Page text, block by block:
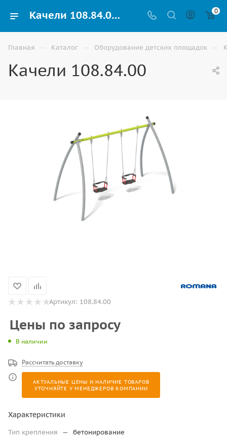
Качели 108.84.00 купить для детей уличные по доступной цене в Волгограде 0
Главная — Каталог — Оборудование детских площадок —
Качели 108.84.00
Артикул: 108.84.00
Цены по запросу
В наличии
Рассчитать доставку
АКТУАЛЬНЫЕ ЦЕНЫ И НАЛИЧИЕ ТОВАРОВ
УТОЧНЯЙТЕ У МЕНЕДЖЕРОВ КОМПАНИИ
Характеристики
Тип крепления —
бетонирование